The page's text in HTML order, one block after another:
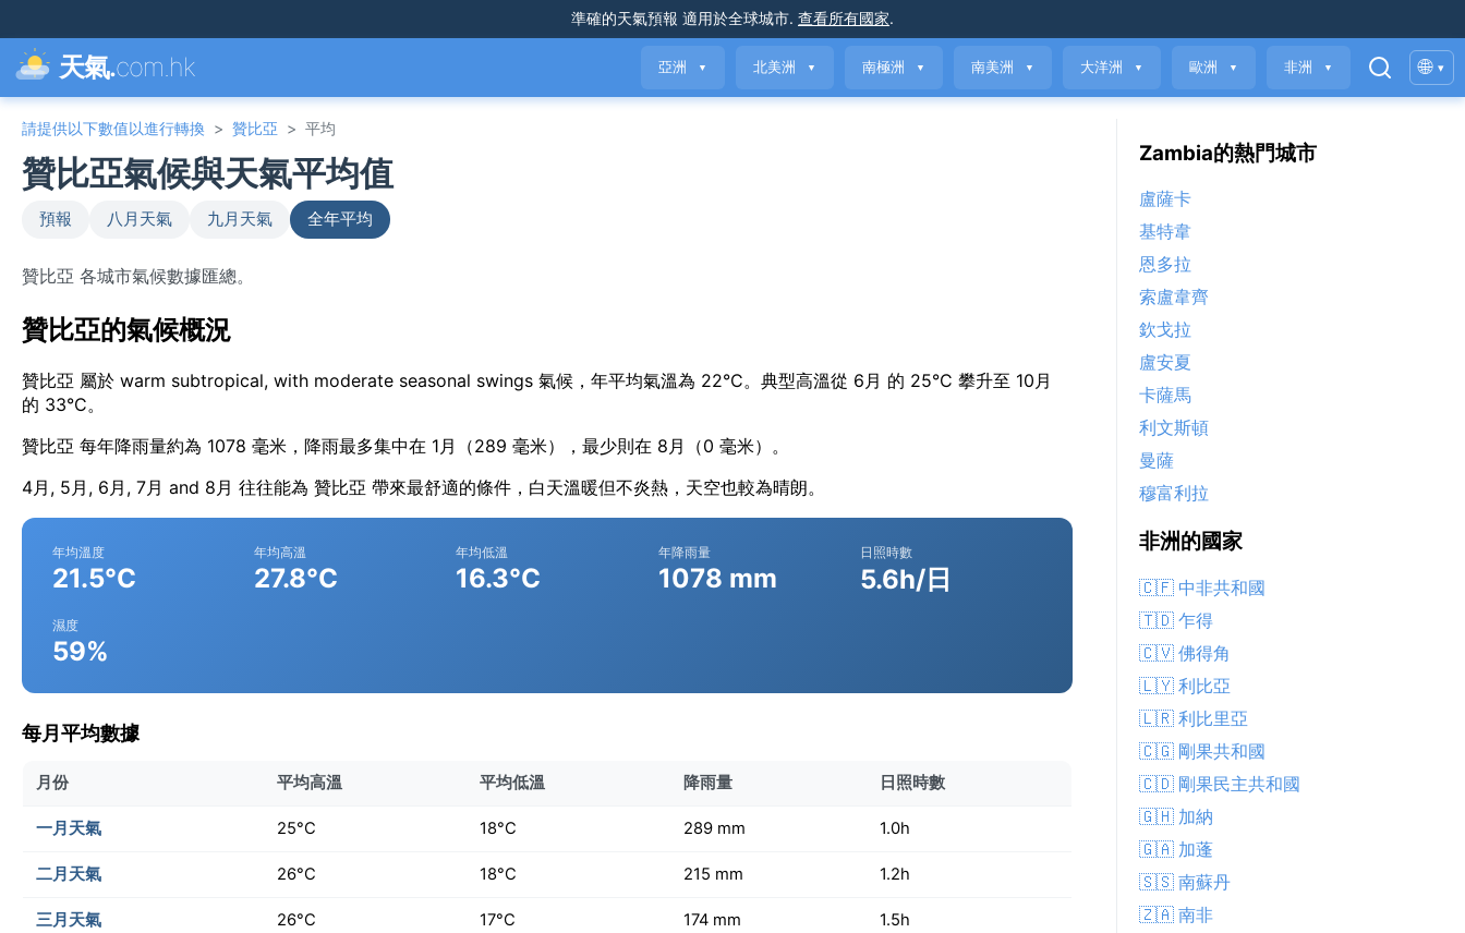
準確的天氣預報 適用於全球城市. 查看所有國家.
天氣.com.hk 亞洲 ▼ 北美洲 ▼ 南極洲 ▼ 南美洲 ▼ 大洋洲 ▼ 歐洲 ▼ 非洲 ▼ 🌐 ▾
請提供以下數值以進行轉換 > 贊比亞 > 平均
贊比亞氣候與天氣平均值
預報 八月天氣 九月天氣 全年平均
贊比亞 各城市氣候數據匯總。
贊比亞的氣候概況
贊比亞 屬於 warm subtropical, with moderate seasonal swings 氣候，年平均氣溫為 22°C。典型高溫從 6月 的 25°C 攀升至 10月
的 33°C。
贊比亞 每年降雨量約為 1078 毫米，降雨最多集中在 1月（289 毫米），最少則在 8月（0 毫米）。
4月, 5月, 6月, 7月 and 8月 往往能為 贊比亞 帶來最舒適的條件，白天溫暖但不炎熱，天空也較為晴朗。
年均溫度
21.5°C
年均高溫
27.8°C
年均低溫
16.3°C
年降雨量
1078 mm
日照時數
5.6h/日
濕度
59%
每月平均數據
月份 平均高溫 平均低溫 降雨量 日照時數
一月天氣 25°C 18°C 289 mm 1.0h
二月天氣 26°C 18°C 215 mm 1.2h
三月天氣 26°C 17°C 174 mm 1.5h
Zambia的熱門城市
盧薩卡
基特韋
恩多拉
索盧韋齊
欽戈拉
盧安夏
卡薩馬
利文斯頓
曼薩
穆富利拉
非洲的國家
🇨🇫 中非共和國
🇹🇩 乍得
🇨🇻 佛得角
🇱🇾 利比亞
🇱🇷 利比里亞
🇨🇬 剛果共和國
🇨🇩 剛果民主共和國
🇬🇭 加納
🇬🇦 加蓬
🇸🇸 南蘇丹
🇿🇦 南非